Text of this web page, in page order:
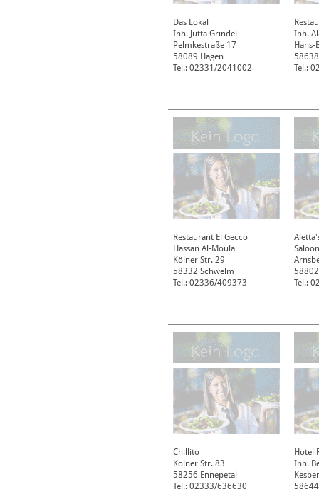
Das Lokal
Inh. Jutta Grindel
Pelmkestraße 17
58089 Hagen
Tel.: 02331/2041002
Inh.
58638
Tel.:
Restaurant El Gecco
Hassan Al-Moula
Kölner Str. 29
58332 Schwelm
Tel.: 02336/409373
58802
Tel.:
Chillito
Kölner Str. 83
58256 Ennepetal
Tel.: 02333/636630
Hotel
Inh.
58644